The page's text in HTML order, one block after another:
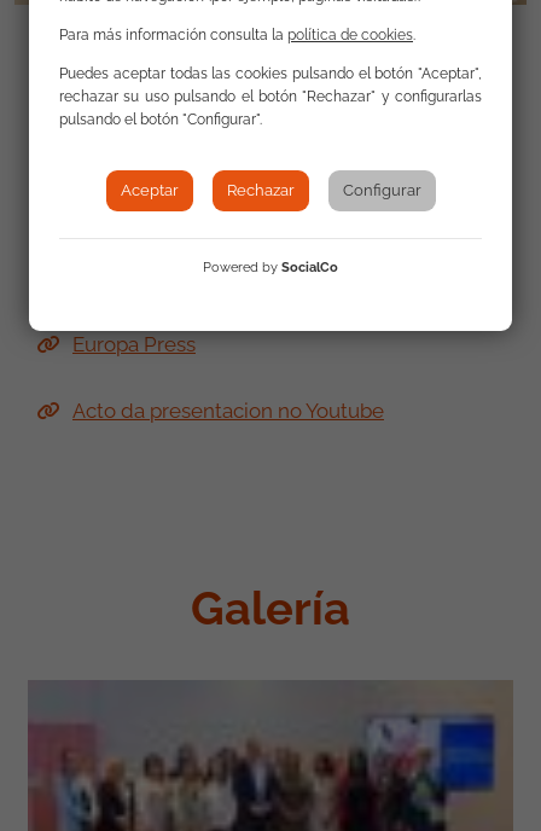
La Vanguardia
Noticia Web Xunta
Europa Press
Acto da presentacion no Youtube
Galería
Para más información consulta la política de cookies
Puedes aceptar todas las cookies pulsando el botón "Aceptar",
rechazar su uso pulsando el botón "Rechazar" y configurarlas
pulsando el botón "Configurar".
Aceptar Rechazar Configurar
Powered by SocialCo